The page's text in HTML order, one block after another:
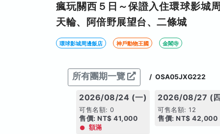
瘋玩關西５日～保證入住環球影城
天輪、阿倍野展望台、二條城
環球影城周邊飯店 神戶動物王國 金閣寺
所有團期一覽 / OSA05JXG222
2026/08/24 (一)
可售名額: 0
售價: NT$ 41,000
額滿
2026/08/27 (
可售名額: 12
售價: NT$ 42,000